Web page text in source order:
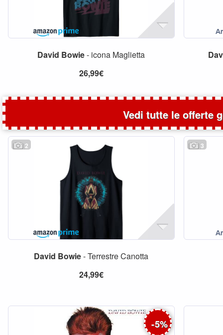
David Bowie- icona Maglietta
26,99€
Vedi tutte le offerte
2
David Bowie- Terrestre Canotta
24,99€
3
-5%